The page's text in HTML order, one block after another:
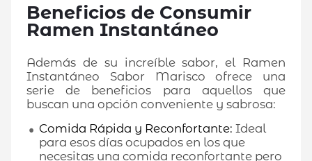
Beneficios de Consumir
Ramen Instantáneo
Además de su increíble sabor, el Ramen
Instantáneo Sabor Marisco ofrece una
serie de beneficios para aquellos que
buscan una opción conveniente y sabrosa:
Comida Rápida y Reconfortante: Ideal
para esos días ocupados en los que
necesitas una comida reconfortante pero